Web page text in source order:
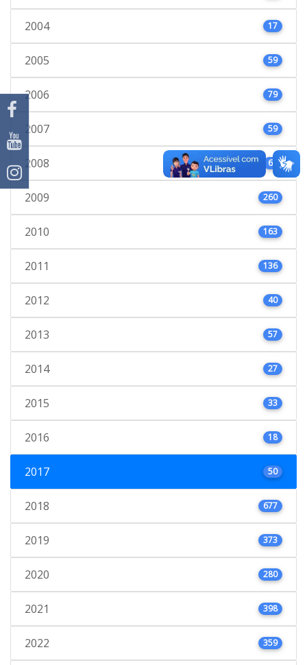
2004 17
2005 59
2006 79
2007 59
2008 66
2009 260
2010 163
2011 136
2012 40
2013 57
2014 27
2015 33
2016 18
2017 50
2018 677
2019 373
2020 280
2021 398
2022 359